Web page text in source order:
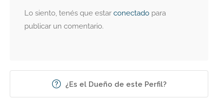
Lo siento, tenés que estar conectado para
publicar un comentario.
¿Es el Dueño de este Perfil?